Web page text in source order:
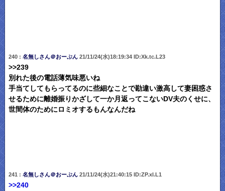
240 : 名無しさん＠おーぷん21/11/24(水)18:19:34 ID:Xk.tc.L23
>>239
別れた後の電話薄気味悪いね
手当てしてもらってるのに些細なことで勘違い激高して妻困惑さ
せるために離婚振りかざして一か月返ってこないDV夫のくせに、
世間体のためにロミオするもんなんだね
241 : 名無しさん＠おーぷん21/11/24(水)21:40:15 ID:ZP.xl.L1
>>240